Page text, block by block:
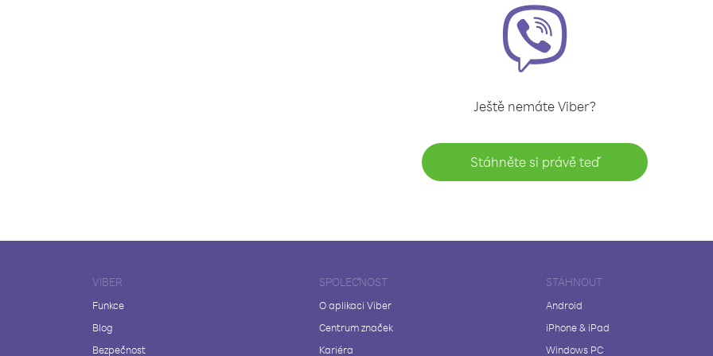
Ještě nemáte Viber?
Stáhněte si právě teď
VIBER
Funkce
Blog
Bezpečnost
SPOLEČNOST
O aplikaci Viber
Centrum značek
Kariéra
STÁHNOUT
Android
iPhone & iPad
Windows PC